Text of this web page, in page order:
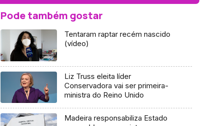
Pode também gostar
Tentaram raptar recém nascido
(vídeo)
Liz Truss eleita líder
Conservadora vai ser primeira-
ministra do Reino Unido
Madeira responsabiliza Estado